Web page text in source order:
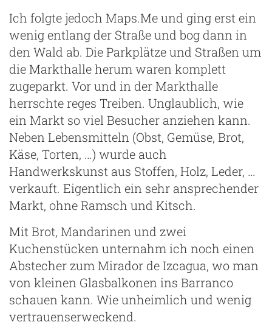
Ich folgte jedoch Maps.Me und ging erst ein
wenig entlang der Straße und bog dann in
den Wald ab. Die Parkplätze und Straßen um
die Markthalle herum waren komplett
zugeparkt. Vor und in der Markthalle
herrschte reges Treiben. Unglaublich, wie
ein Markt so viel Besucher anziehen kann.
Neben Lebensmitteln (Obst, Gemüse, Brot,
Käse, Torten, …) wurde auch
Handwerkskunst aus Stoffen, Holz, Leder, …
verkauft. Eigentlich ein sehr ansprechender
Markt, ohne Ramsch und Kitsch.
Mit Brot, Mandarinen und zwei
Kuchenstücken unternahm ich noch einen
Abstecher zum Mirador de Izcagua, wo man
von kleinen Glasbalkonen ins Barranco
schauen kann. Wie unheimlich und wenig
vertrauenserweckend.